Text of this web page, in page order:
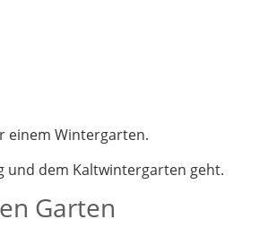
einem Wintergarten.
und dem Kaltwintergarten geht.
Garten